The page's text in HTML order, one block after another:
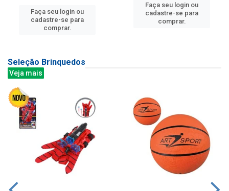
Faça seu login ou
cadastre-se para
comprar.
Faça seu login ou
cadastre-se para
comprar.
Seleção Brinquedos
Veja mais